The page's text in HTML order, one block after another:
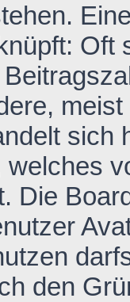
Oft
sich
welches
Die
den